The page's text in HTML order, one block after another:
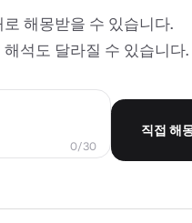
해몽받을 수 있습니다.
석도 달라질 수 있습니다.
0/30
직접 해